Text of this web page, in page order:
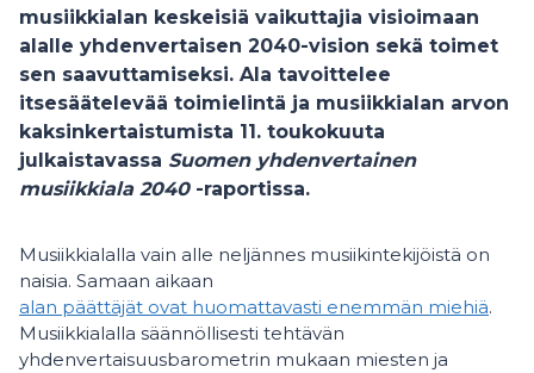
musiikkialan keskeisiä vaikuttajia visioimaan
alalle yhdenvertaisen 2040-vision sekä toimet
sen saavuttamiseksi. Ala tavoittelee
itsesäätelevää toimielintä ja musiikkialan arvon
kaksinkertaistumista 11. toukokuuta
julkaistavassa Suomen yhdenvertainen
musiikkiala 2040-raportissa.
Musiikkialalla vain alle neljännes musiikintekijöistä on
naisia. Samaan aikaan
alan päättäjät ovat huomattavasti enemmän miehiä.
Musiikkialalla säännöllisesti tehtävän
yhdenvertaisuusbarometrin mukaan miesten ja